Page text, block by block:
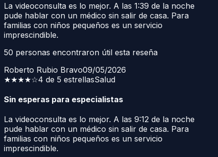
La videoconsulta es lo mejor. A las 1:39 de la noche
pude hablar con un médico sin salir de casa. Para
familias con niños pequeños es un servicio
imprescindible.
50 personas encontraron útil esta reseña
Roberto Rubio Bravo09/05/2026
★★★★☆4 de 5 estrellasSalud
Sin esperas para especialistas
La videoconsulta es lo mejor. A las 9:12 de la noche
pude hablar con un médico sin salir de casa. Para
familias con niños pequeños es un servicio
imprescindible.